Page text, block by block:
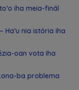
iha meia-finál
Ha’u nia istória iha
oan vota iha
ba problema